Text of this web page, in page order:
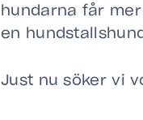
hundarna får
en
Just nu söker vi